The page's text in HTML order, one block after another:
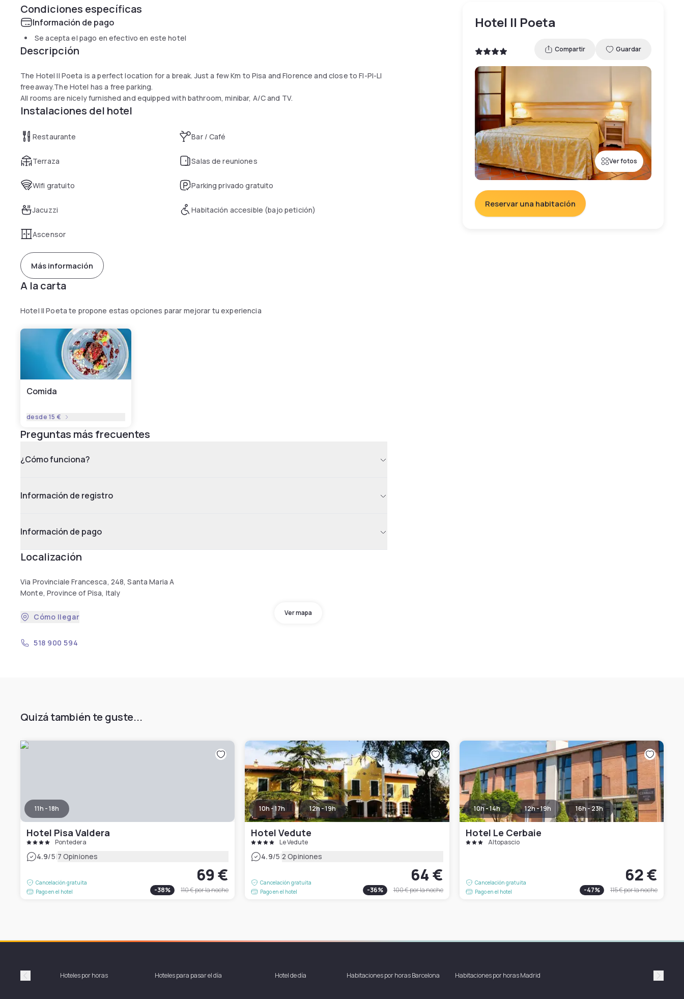
Condiciones específicas
Información de pago
Se acepta el pago en efectivo en este hotel
Descripción
The Hotel Il Poeta is a perfect location for a break. Just a few Km to Pisa and Florence and close to FI-PI-LI
freeaway.The Hotel has a free parking.
All rooms are nicely furnished and equipped with bathroom, minibar, A/C and TV.
Instalaciones del hotel
Restaurante Bar / Café
Terraza Salas de reuniones
Wifi gratuito Parking privado gratuito
Jacuzzi Habitación accesible (bajo petición)
Ascensor
Más información
A la carta
Hotel Il Poeta te propone estas opciones parar mejorar tu experiencia
Comida
desde 15 €
Preguntas más frecuentes
¿Cómo funciona?
Información de registro
Información de pago
Localización
Via Provinciale Francesca, 248, Santa Maria A
Monte, Province of Pisa, Italy
Ver mapa
Cómo llegar
518 900 594
Hotel Il Poeta
Compartir Guardar
Ver fotos
Reservar una habitación
Quizá también te guste...
11h - 18h
Hotel Pisa Valdera
Pontedera
4.9/5|7 Opiniones
Cancelación gratuita
Pago en el hotel
69 €
-38% 110 €por la noche
10h - 17h 12h - 19h
Hotel Vedute
Le Vedute
4.9/5|2 Opiniones
Cancelación gratuita
Pago en el hotel
64 €
-36% 100 €por la noche
10h - 14h 12h - 19h 16h - 23h
Hotel Le Cerbaie
Altopascio
Cancelación gratuita
Pago en el hotel
62 €
-47% 115 €por la noche
PrécédentHoteles por horas Hoteles para pasar el día Hotel de día Habitaciones por horas Barcelona Habitaciones por horas Madrid